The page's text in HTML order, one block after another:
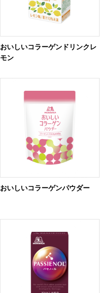
おいしいコラーゲンドリンクレ
モン
おいしいコラーゲンパウダー